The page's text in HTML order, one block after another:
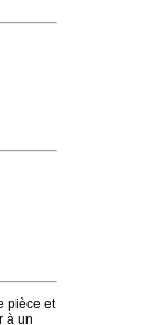
pièce et
à un